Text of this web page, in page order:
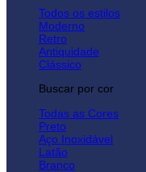
Todos os estilos
Moderno
Retro
Antiquidade
Clássico
Buscar por cor
Todas as Cores
Preto
Aço Inoxidável
Latão
Branco